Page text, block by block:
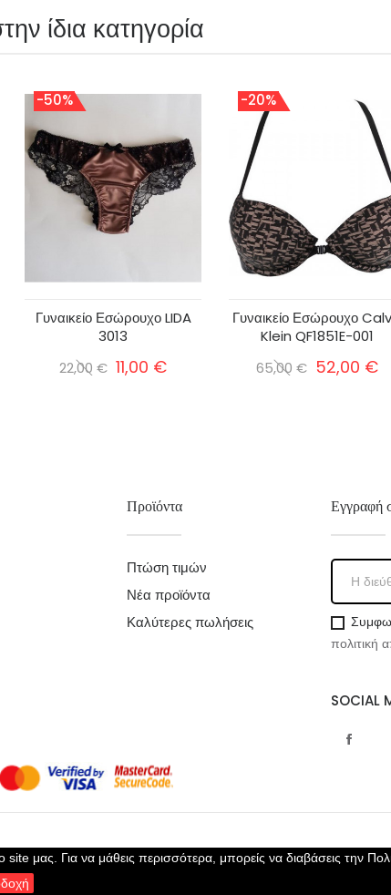
ίδια κατηγορία
-50%
Γυναικείο Εσώρουχο LIDA
3013
22,00 € 11,00 €
-20%
Γυναικείο Εσώρουχο
Klein QF1851E-001
65,00 € 52,00 €
Προϊόντα
Πτώση τιμών
Νέα προϊόντα
Καλύτερες πωλήσεις
πολιτική
SOCIAL
μας. Για να μάθεις περισσότερα, μπορείς να διαβάσεις την
- All Rights Reserved